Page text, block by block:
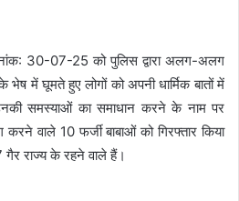
30-07-25 को पुलिस द्वारा अलग-अलग
भेष में घूमते हुए लोगों को अपनी धार्मिक बातों में
समस्याओं का समाधान करने के नाम पर
वाले 10 फर्जी बाबाओं को गिरफ्तार किया
गैर राज्य के रहने वाले हैं।